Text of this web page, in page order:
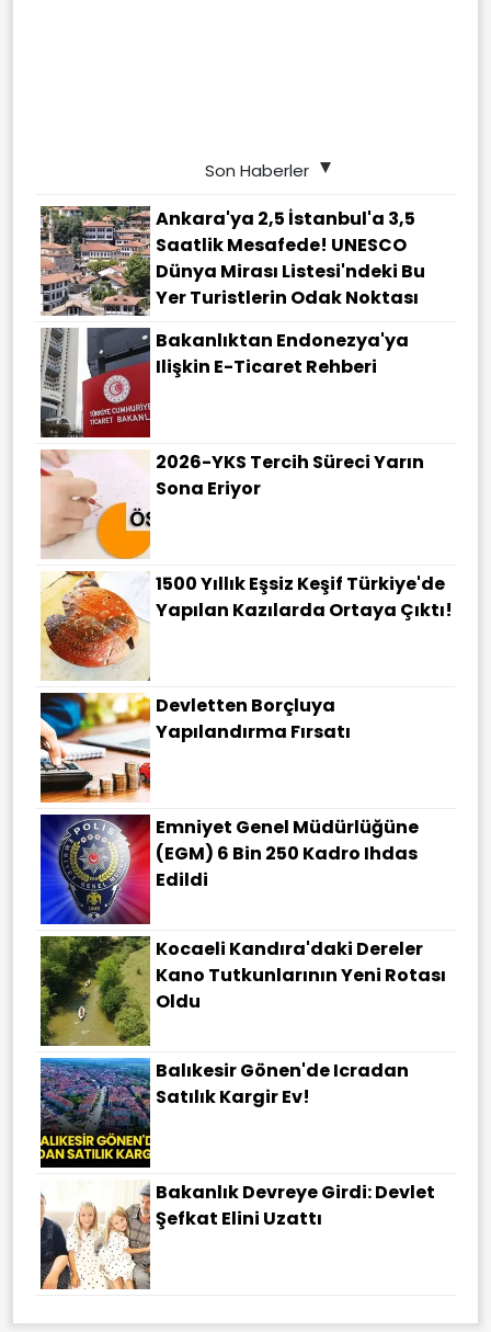
Son Haberler
Ankara'ya 2,5 İstanbul'a 3,5
Saatlik Mesafede! UNESCO
Dünya Mirası Listesi'ndeki Bu
Yer Turistlerin Odak Noktası
Bakanlıktan Endonezya'ya
Ilişkin E-Ticaret Rehberi
2026-YKS Tercih Süreci Yarın
Sona Eriyor
1500 Yıllık Eşsiz Keşif Türkiye'de
Yapılan Kazılarda Ortaya Çıktı!
Devletten Borçluya
Yapılandırma Fırsatı
Emniyet Genel Müdürlüğüne
(EGM) 6 Bin 250 Kadro Ihdas
Edildi
Kocaeli Kandıra'daki Dereler
Kano Tutkunlarının Yeni Rotası
Oldu
Balıkesir Gönen'de Icradan
Satılık Kargir Ev!
Bakanlık Devreye Girdi: Devlet
Şefkat Elini Uzattı